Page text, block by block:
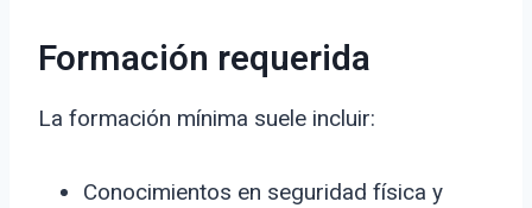
Formación requerida
La formación mínima suele incluir:
Conocimientos en seguridad física y